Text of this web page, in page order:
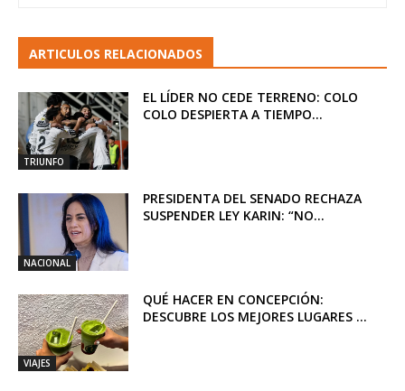
ARTICULOS RELACIONADOS
TRIUNFO
EL LÍDER NO CEDE TERRENO: COLO
COLO DESPIERTA A TIEMPO...
NACIONAL
PRESIDENTA DEL SENADO RECHAZA
SUSPENDER LEY KARIN: “NO...
VIAJES
QUÉ HACER EN CONCEPCIÓN:
DESCUBRE LOS MEJORES LUGARES ...